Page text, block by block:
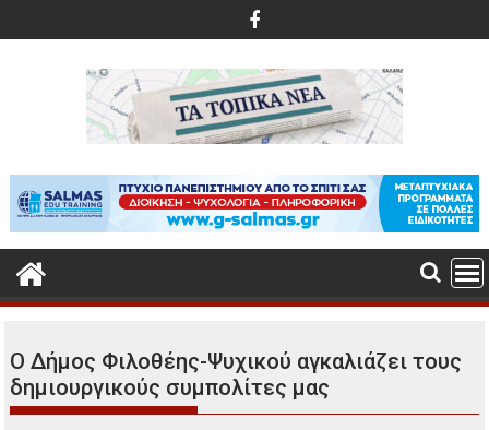
στο
περιεχόμενο
Ο Δήμος Φιλοθέης-Ψυχικού αγκαλιάζει τους
δημιουργικούς συμπολίτες μας